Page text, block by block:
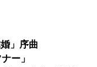
」序曲
ー」